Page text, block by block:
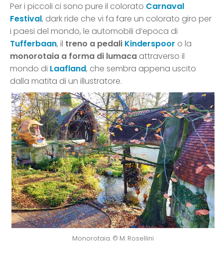
Per i piccoli ci sono pure il colorato Carnaval
Festival, dark ride che vi fa fare un colorato giro per
i paesi del mondo, le automobili d’epoca di
Tufferbaan, il treno a pedali Kinderspoor o la
monorotaia a forma di lumaca attraverso il
mondo di Laafland, che sembra appena uscito
dalla matita di un illustratore.
Monorotaia. © M. Rosellini